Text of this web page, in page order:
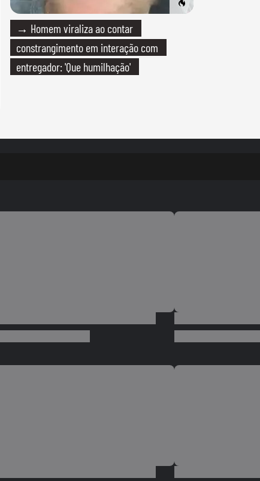
→ Homem viraliza ao contar
constrangimento em interação com
entregador: 'Que humilhação'